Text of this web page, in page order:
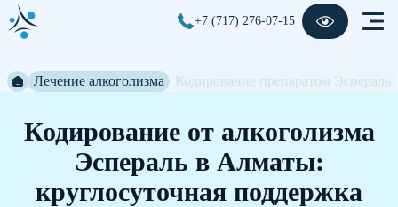
+7 (717) 276-07-15
Лечение алкоголизма
Кодирование от алкоголизма
Эспераль в Алматы:
круглосуточная поддержка